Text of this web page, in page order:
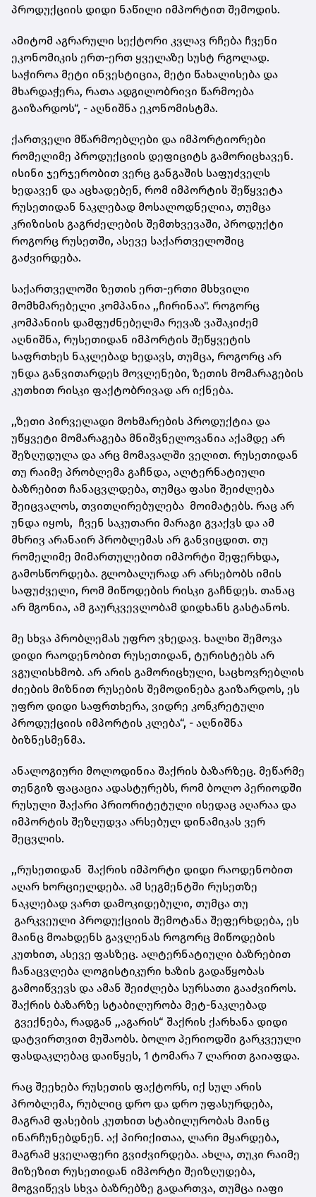
პროდუქციის დიდი ნაწილი იმპორტით შემოდის.
ამიტომ აგრარული სექტორი კვლავ რჩება ჩვენი
ეკონომიკის ერთ-ერთ ყველაზე სუსტ რგოლად.
საჭიროა მეტი ინვესტიცია, მეტი წახალისება და
მხარდაჭერა, რათა ადგილობრივი წარმოება
გაიზარდოს“, - აღნიშნა ეკონომისტმა.
ქართველი მწარმოებლები და იმპორტიორები
რომელიმე პროდუქციის დეფიციტს გამორიცხავენ.
ისინი ჯერჯერობით ვერც განგაშის საფუძველს
ხედავენ და აცხადებენ, რომ იმპორტის შეწყვეტა
რუსეთიდან ნაკლებად მოსალოდნელია, თუმცა
კრიზისის გაგრძელების შემთხვევაში, პროდუქტი
როგორც რუსეთში, ასევე საქართველოშიც
გაძვირდება.
საქართველოში ზეთის ერთ-ერთი მსხვილი
მომხმარებელი კომპანია ,,ჩირინაა". როგორც
კომპანიის დამფუძნებელმა რევაზ ვაშაკიძემ
აღნიშნა, რუსეთიდან იმპორტის შეწყვეტის
საფრთხეს ნაკლებად ხედავს, თუმცა, როგორც არ
უნდა განვითარდეს მოვლენები, ზეთის მომარაგების
კუთხით რისკი ფაქტობრივად არ იქნება.
,,ზეთი პირველადი მოხმარების პროდუქტია და
უწყვეტი მომარაგება მნიშვნელოვანია აქამდე არ
შეზღუდულა და არც მომავალში ველით. რუსეთიდან
თუ რაიმე პრობლემა გაჩნდა, ალტერნატიული
ბაზრებით ჩანაცვლდება, თუმცა ფასი შეიძლება
შეიცვალოს, თვითღირებულება მოიმატებს. რაც არ
უნდა იყოს, ჩვენ საკუთარი მარაგი გვაქვს და ამ
მხრივ არანაირ პრობლემას არ განვიცდით. თუ
რომელიმე მიმართულებით იმპორტი შეფერხდა,
გამოსწორდება. გლობალურად არ არსებობს იმის
საფუძველი, რომ მიწოდების რისკი გაჩნდეს. თანაც
არ მგონია, ამ გაურკვევლობამ დიდხანს გასტანოს.
მე სხვა პრობლემას უფრო ვხედავ. ხალხი შემოვა
დიდი რაოდენობით რუსეთიდან, ტურისტებს არ
ვგულისხმობ. არ არის გამორიცხული, საცხოვრებლის
ძიების მიზნით რუსების შემოდინება გაიზარდოს, ეს
უფრო დიდი საფრთხერა, ვიდრე კონკრეტული
პროდუქციის იმპორტის კლება“, - აღნიშნა
ბიზნესმენმა.
ანალოგიური მოლოდინია შაქრის ბაზარზეც. მეწარმე
თენგიზ ფაცაცია ადასტურებს, რომ ბოლო პერიოდში
რუსული შაქარი პრიორიტეტული ისედაც აღარაა და
იმპორტის შეზღუდვა არსებულ დინამიკას ვერ
შეცვლის.
,,რუსეთიდან შაქრის იმპორტი დიდი რაოდენობით
აღარ ხორციელდება. ამ სეგმენტში რუსეთზე
ნაკლებად ვართ დამოკიდებული, თუმცა თუ
გარკვეული პროდუქციის შემოტანა შეფერხდება, ეს
მაინც მოახდენს გავლენას როგორც მიწოდების
კუთხით, ასევე ფასზეც. ალტერნატიული ბაზრებით
ჩანაცვლება ლოგისტიკური ხაზის გადაწყობას
გამოიწვევს და ამან შეიძლება სურსათი გააძვიროს.
შაქრის ბაზარზე სტაბილურობა მეტ-ნაკლებად
გვექნება, რადგან ,,აგარის“ შაქრის ქარხანა დიდი
დატვირთვით მუშაობს. ბოლო პერიოდში გარკვეული
ფასდაკლებაც დაიწყეს, 1 ტომარა 7 ლარით გაიაფდა.
რაც შეეხება რუსეთის ფაქტორს, იქ სულ არის
პრობლემა, რუბლიც დრო და დრო უფასურდება,
მაგრამ ფასების კუთხით სტაბილურობას მაინც
ინარჩუნებდნენ. აქ პირიქითაა, ლარი მყარდება,
მაგრამ ყველაფერი გვიძვირდება. ახლა, თუკი რაიმე
მიზეზით რუსეთიდან იმპორტი შეიზღუდება,
მოგვიწევს სხვა ბაზრებზე გადართვა, თუმცა იაფი